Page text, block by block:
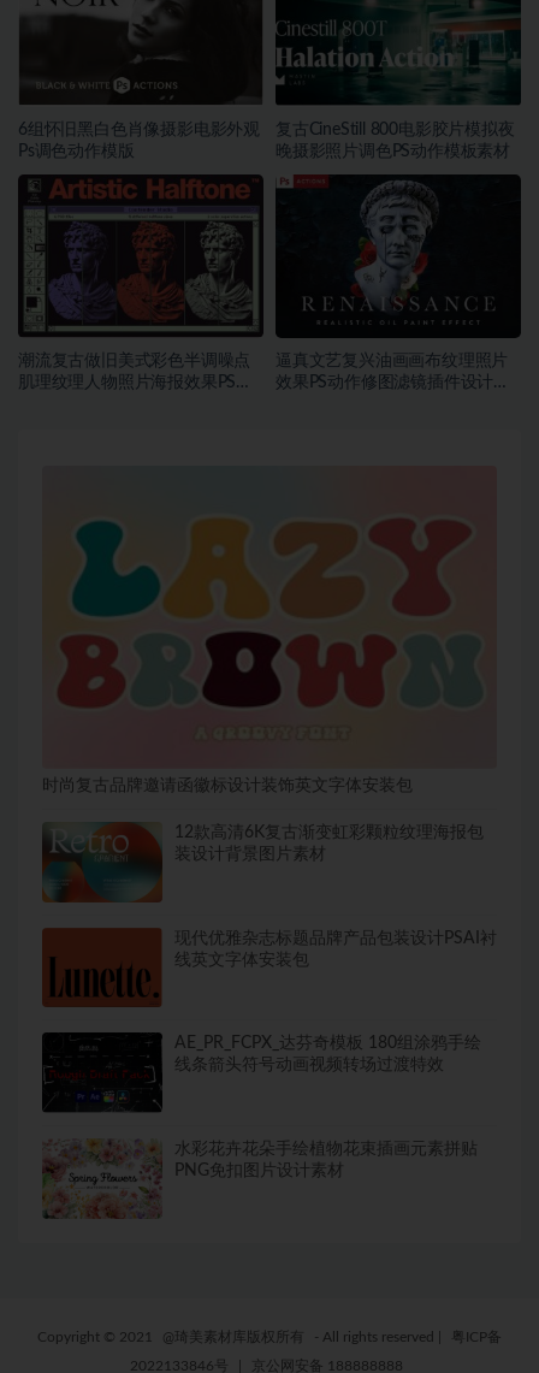
6组怀旧黑白色肖像摄影电影外观
Ps调色动作模版
复古CineStill 800电影胶片模拟夜
晚摄影照片调色PS动作模板素材
潮流复古做旧美式彩色半调噪点
肌理纹理人物照片海报效果PS动
逼真文艺复兴油画画布纹理照片
效果PS动作修图滤镜插件设计素
时尚复古品牌邀请函徽标设计装饰英文字体安装包
12款高清6K复古渐变虹彩颗粒纹理海报包
装设计背景图片素材
现代优雅杂志标题品牌产品包装设计PSAI衬
线英文字体安装包
AE_PR_FCPX_达芬奇模板 180组涂鸦手绘
线条箭头符号动画视频转场过渡特效
水彩花卉花朵手绘植物花束插画元素拼贴
PNG免扣图片设计素材
Copyright © 2021 @琦美素材库版权所有 - All rights reserved
粤ICP备
2022133846号
京公网安备 188888888